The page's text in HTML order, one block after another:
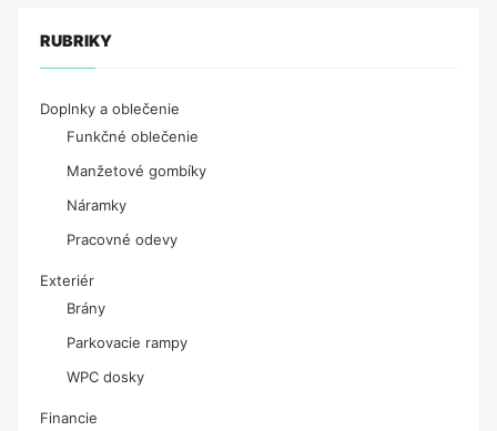
RUBRIKY
Doplnky a oblečenie
Funkčné oblečenie
Manžetové gombíky
Náramky
Pracovné odevy
Exteriér
Brány
Parkovacie rampy
WPC dosky
Financie